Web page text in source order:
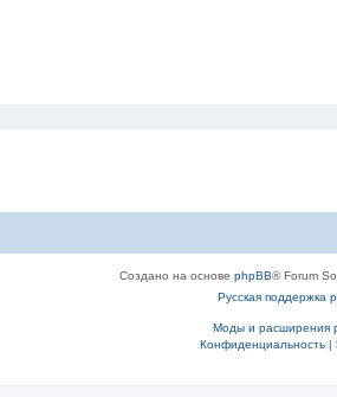
Создано на основе phpBB® Forum
Русская поддержка
Моды и расширения
Конфиденциальность|